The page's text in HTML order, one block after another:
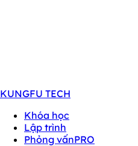
KUNGFU TECH
Khóa học
Lập trình
Phỏng vấnPRO